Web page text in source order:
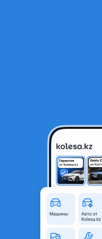
КОНТРАКТНЫЙ ДВИГАТЕЛЬ
345 000 ₸